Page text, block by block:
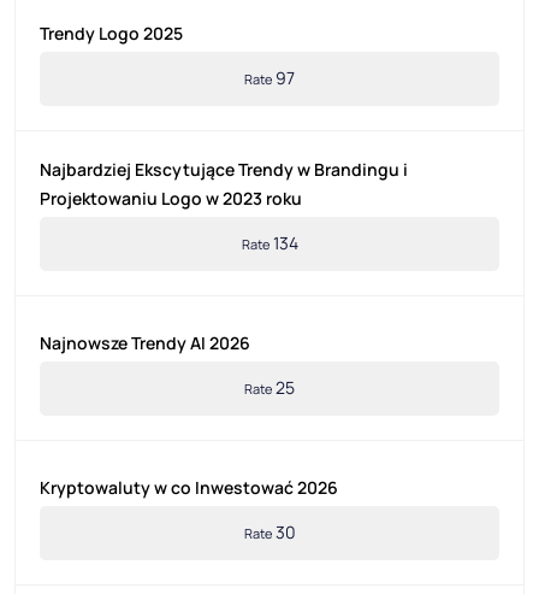
Trendy Logo 2025
Rate 97
Najbardziej Ekscytujące Trendy w Brandingu i
Projektowaniu Logo w 2023 roku
Rate134
Najnowsze Trendy AI 2026
Rate 25
Kryptowaluty w co Inwestować 2026
Rate30